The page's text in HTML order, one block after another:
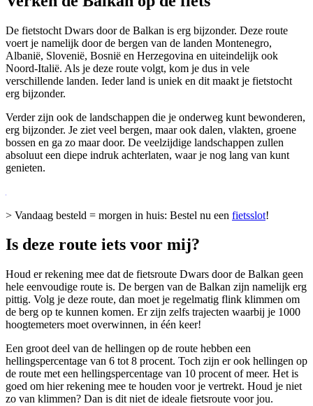
De fietstocht Dwars door de Balkan is erg bijzonder. Deze route
voert je namelijk door de bergen van de landen Montenegro,
Albanië, Slovenië, Bosnië en Herzegovina en uiteindelijk ook
Noord-Italië. Als je deze route volgt, kom je dus in vele
verschillende landen. Ieder land is uniek en dit maakt je fietstocht
erg bijzonder.
Verder zijn ook de landschappen die je onderweg kunt bewonderen,
erg bijzonder. Je ziet veel bergen, maar ook dalen, vlakten, groene
bossen en ga zo maar door. De veelzijdige landschappen zullen
absoluut een diepe indruk achterlaten, waar je nog lang van kunt
genieten.
> Vandaag besteld = morgen in huis: Bestel nu een fietsslot!
Is deze route iets voor mij?
Houd er rekening mee dat de fietsroute Dwars door de Balkan geen
hele eenvoudige route is. De bergen van de Balkan zijn namelijk erg
pittig. Volg je deze route, dan moet je regelmatig flink klimmen om
de berg op te kunnen komen. Er zijn zelfs trajecten waarbij je 1000
hoogtemeters moet overwinnen, in één keer!
Een groot deel van de hellingen op de route hebben een
hellingspercentage van 6 tot 8 procent. Toch zijn er ook hellingen op
de route met een hellingspercentage van 10 procent of meer. Het is
goed om hier rekening mee te houden voor je vertrekt. Houd je niet
zo van klimmen? Dan is dit niet de ideale fietsroute voor jou.